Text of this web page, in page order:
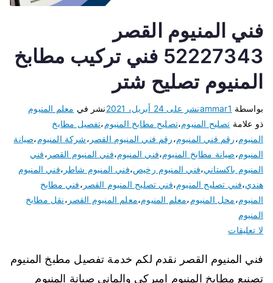
فني المنيوم القصر
52227343 فني تركيب مطابخ
المنيوم تصليح شتر
بواسطة ammar1نشر على 24 أبريل، 2021 نشر في معلم المنيوم
ذو علامة تصليح المنيوم،تصليح مطابخ المنيوم،تفصيل مطابخ
المنيوم،رقم فني المنيوم،رقم فني المنيوم القصر ،شركة المنيوم،صيانة
المنيوم،صيانة مطابخ المنيوم،فني المنيوم،فني المنيوم القصر ،فني
المنيوم باكستاني،فني المنيوم رخيص،فني المنيوم شاطر ،فني المنيوم
هندي،فني تصليح المنيوم،فني تصليح المنيوم القصر ،فني مطابخ
المنيوم،محل المنيوم،معلم المنيوم،معلم المنيوم القصر ،نقل مطابخ
المنيوم
لا تعليقات
فني المنيوم القصر نقدم لكم خدمة تفصيل مطبخ المنيوم
تصنيع مطابخ المنيوم اميركي والماني صيانة المنيوم